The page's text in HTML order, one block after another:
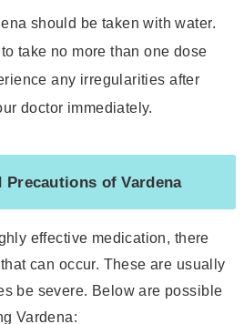
should be taken with water.
take no more than one dose
any irregularities after
doctor immediately.
Precautions of Vardena
effective medication, there
can occur. These are usually
be severe. Below are possible
Vardena: